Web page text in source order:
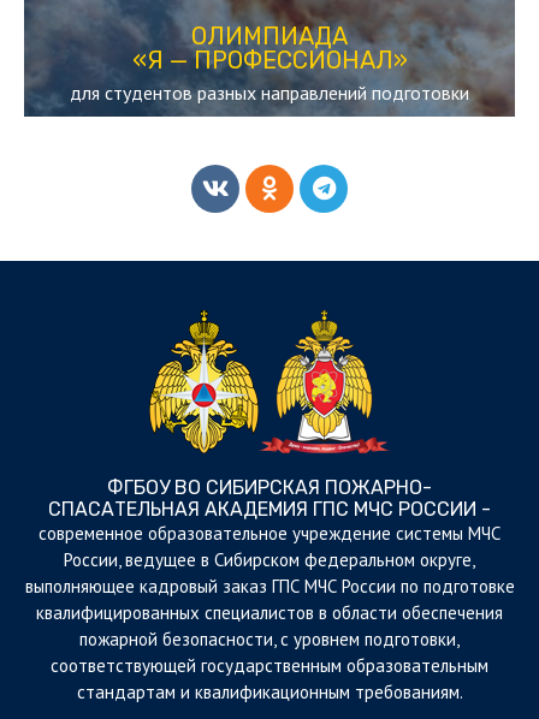
ОЛИМПИАДА
«Я — ПРОФЕССИОНАЛ»
для студентов разных направлений подготовки
ОЛИМПИАДА
«Я — ПРОФЕССИОНАЛ»
ФГБОУ ВО СИБИРСКАЯ ПОЖАРНО-
СПАСАТЕЛЬНАЯ АКАДЕМИЯ ГПС МЧС РОССИИ -
cовременное образовательное учреждение системы МЧС
России, ведущее в Сибирском федеральном округе,
выполняющее кадровый заказ ГПС МЧС России по подготовке
квалифицированных специалистов в области обеспечения
пожарной безопасности, с уровнем подготовки,
соответствующей государственным образовательным
стандартам и квалификационным требованиям.